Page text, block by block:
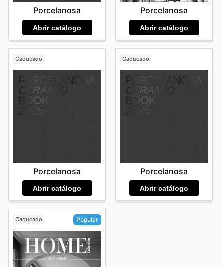
Porcelanosa
Abrir catálogo
Porcelanosa
Abrir catálogo
Caducado
Porcelanosa
Abrir catálogo
Caducado
Porcelanosa
Abrir catálogo
Caducado Popular